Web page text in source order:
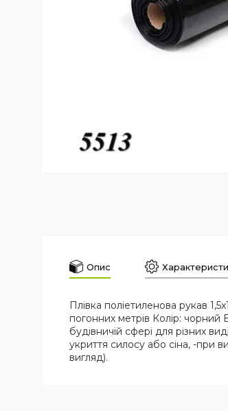
Опис
Плівка поліетиленова рукав
погонних метрів Колір: чорний
будівничій сфері для різних
укриття силосу або сіна, -при
вигляд).